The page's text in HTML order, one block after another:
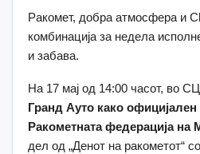
Ракомет, добра атмосфера и
комбинација за недела
и забава.
На 17 мај од 14:00 часот, во СЦ
Гранд Ауто како официјален
Ракометната федерација на
дел од „Денот на ракометот“